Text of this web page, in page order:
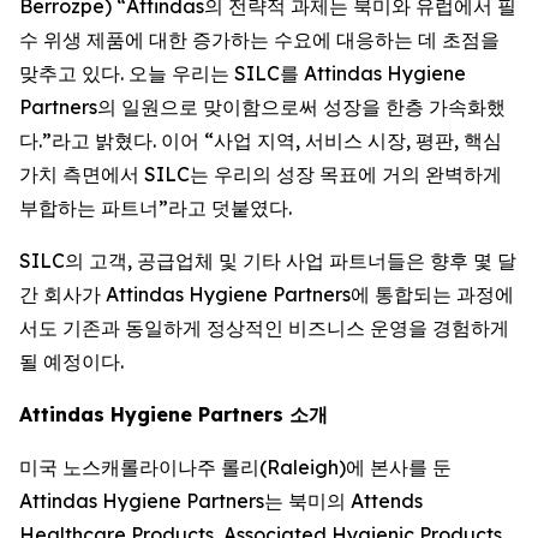
Berrozpe) “Attindas의 전략적 과제는 북미와 유럽에서 필
수 위생 제품에 대한 증가하는 수요에 대응하는 데 초점을
맞추고 있다. 오늘 우리는 SILC를 Attindas Hygiene
Partners의 일원으로 맞이함으로써 성장을 한층 가속화했
다.”라고 밝혔다. 이어 “사업 지역, 서비스 시장, 평판, 핵심
가치 측면에서 SILC는 우리의 성장 목표에 거의 완벽하게
부합하는 파트너”라고 덧붙였다.
SILC의 고객, 공급업체 및 기타 사업 파트너들은 향후 몇 달
간 회사가 Attindas Hygiene Partners에 통합되는 과정에
서도 기존과 동일하게 정상적인 비즈니스 운영을 경험하게
될 예정이다.
Attindas Hygiene Partners 소개
미국 노스캐롤라이나주 롤리(Raleigh)에 본사를 둔
Attindas Hygiene Partners는 북미의 Attends